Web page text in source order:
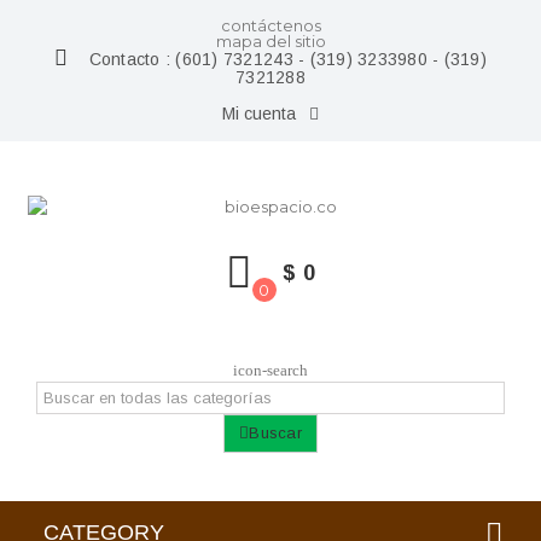
contáctenos
mapa del sitio
Contacto :(601) 7321243 - (319) 3233980 - (319)
7321288
Mi cuenta
0
$ 0
icon-search
Buscar
CATEGORY